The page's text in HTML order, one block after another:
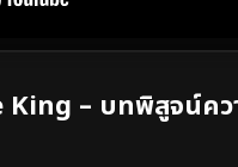
– บทพิสูจน์คว